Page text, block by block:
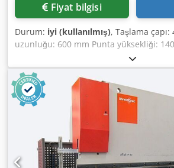
Fiyat bilgisi
Durum: iyi (kullanılmış), Taşlama
uzunluğu: 600 mm Punta yüksekliği:
çapı: 280 mm Dsdpfx Aiexcblqodjck
400 d/dak Taşlama taşı çevresel hızı:
ihtiyacı yaklaşık: 2,4 x 1,9 x 2,1 m Bu
tezgahı iyi durumda, hemen teslim
çalışır durumda görülebilir. AÇIKLAMA:
- Soğutma ünitesi - Otomatik ilerlemeler
mesafe: - 430 mm (pençe ve
konik bağlantıya kadar aynasız